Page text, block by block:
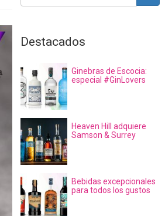
Buscar
Destacados
Ginebras de Escocia:
especial #GinLovers
Heaven Hill adquiere
Samson & Surrey
Bebidas excepcionales
para todos los gustos